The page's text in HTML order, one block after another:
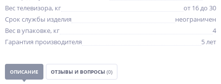
Вес телевизора, кг
от 16 до 30
Срок службы изделия
неограничен
Вес в упаковке, кг
4
Гарантия производителя
5 лет
ОПИСАНИЕ ОТЗЫВЫ И ВОПРОСЫ (0)